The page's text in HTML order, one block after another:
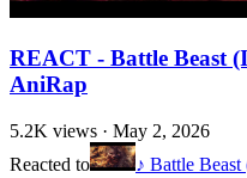
REACT - Battle Beast
AniRap
5.2K views · May 2, 2026
Reacted to
♪ Battle